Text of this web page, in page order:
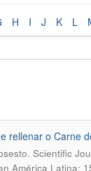
H I J K L
rellenar o Carne
Scientific
América Latina;